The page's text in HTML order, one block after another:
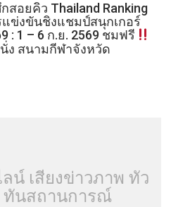
อยคิว Thailand Ranking
แข่งขันชิงแชมป์สนุกเกอร์
: 1 – 6 ก.ย. 2569 ชมฟรี
ง สนามกีฬาจังหวัด
น์ เสียงข่าวภาพ ทั่ว
ทันสถานการณ์